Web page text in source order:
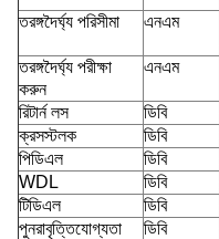
তরঙ্গদৈর্ঘ্য পরিসীমা এনএম
তরঙ্গদৈর্ঘ্য পরীক্ষা
করুন
এনএম
রিটার্ন লস ডিবি
ক্রসস্টলক
ডিবি
পিডিএল
ডিবি
WDL
ডিবি
টিডিএল
ডিবি
পুনরাবৃত্তিযোগ্যতা
ডিবি